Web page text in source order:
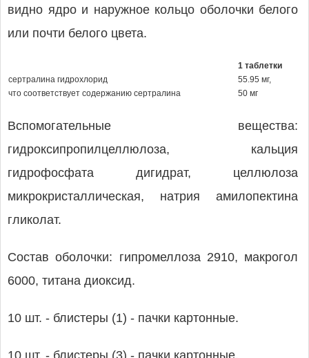
видно ядро и наружное кольцо оболочки белого
или почти белого цвета.
1 таблетки
сертралина гидрохлорид
55.95 мг,
что соответствует содержанию сертралина
50 мг
Вспомогательные вещества:
гидроксипропилцеллюлоза, кальция
гидрофосфата дигидрат, целлюлоза
микрокристаллическая, натрия амилопектина
гликолат.
Состав оболочки: гипромеллоза 2910, макрогол
6000, титана диоксид.
10 шт. - блистеры (1) - пачки картонные.
10 шт. - блистеры (3) - пачки картонные.